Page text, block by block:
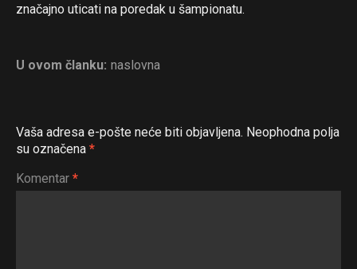
značajno uticati na poredak u šampionatu.
U ovom članku: naslovna
Vaša adresa e-pošte neće biti objavljena. Neophodna polja
su označena *
Komentar *